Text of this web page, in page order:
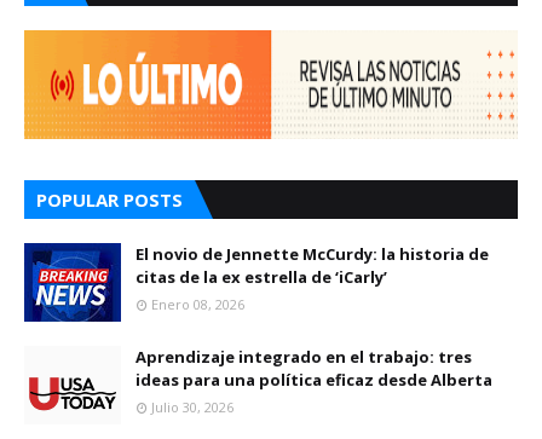
POPULAR POSTS
El novio de Jennette McCurdy: la historia de
citas de la ex estrella de ‘iCarly’
Enero 08, 2026
Aprendizaje integrado en el trabajo: tres
ideas para una política eficaz desde Alberta
Julio 30, 2026